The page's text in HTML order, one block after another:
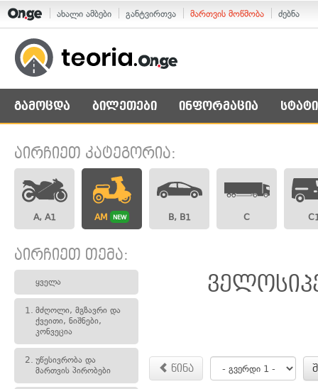
ახალი ამბები განტვირთვა მართვის მოწმობა ძებნა
გამოცდა ბილეთები ინფორმაცია
აირჩიეთ კატეგორია:
A, A1 AM NEW B, B1 C
აირჩიეთ თემა:
ყველა
1. მძღოლი, მგზავრი და
ქვეითი, ნიშნები,
კონვეცია
2. უწესივრობა და
მართვის პირობები
წინა